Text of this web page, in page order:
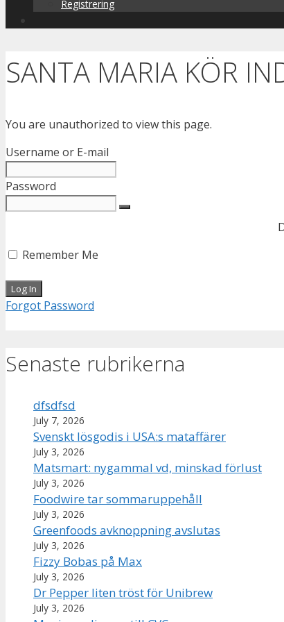
Registrering
SANTA MARIA KÖR
You are unauthorized to view this page.
Username or E-mail
Password
Remember Me
Forgot Password
Senaste rubrikerna
dfsdfsd
July 7, 2026
Svenskt lösgodis i USA:s mataffärer
July 3, 2026
Matsmart: nygammal vd, minskad förlust
July 3, 2026
Foodwire tar sommaruppehåll
July 3, 2026
Greenfoods avknoppning avslutas
July 3, 2026
Fizzy Bobas på Max
July 3, 2026
Dr Pepper liten tröst för Unibrew
July 3, 2026